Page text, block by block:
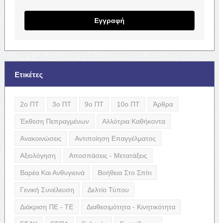
Εγγραφή
Ετικέτες
2ο ΠΤ 3ο ΠΤ 9ο ΠΤ 10ο ΠΤ Άρθρα
Έκθεση Πεπραγμένων Αλλότρια Καθήκοντα
Ανακοινώσεις Αντιποίηση Επαγγέλματος
Αξιολόγηση Αποσπάσεις - Μετατάξεις
Βαρέα Και Ανθυγιεινά Βοήθεια Στο Σπίτι
Γενική Συνέλευση Δελτίο Τύπου
Διάκριση ΠΕ - ΤΕ Διαθεσιμότητα - Κινητικότητα